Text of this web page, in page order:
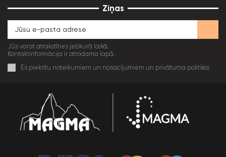
Ziņas
Jūs varat atrakstīties jebkurā laikā.
Kontaktinformācija ir atrodama lapā.
Es piekrītu noteikumiem un nosacījumiem un privātuma politikai